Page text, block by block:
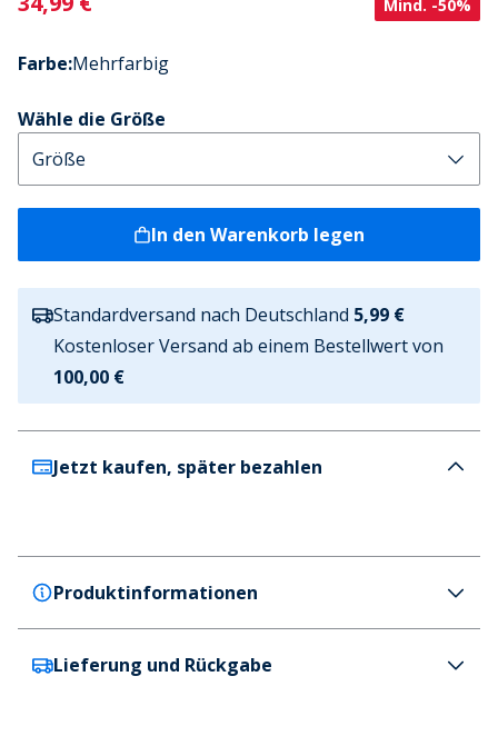
Mind. -50%
Farbe:Mehrfarbig
Wähle die Größe
In den Warenkorb legen
Standardversand nach Deutschland 5,99 €
Kostenloser Versand ab einem Bestellwert von
100,00 €
Jetzt kaufen, später bezahlen
Produktinformationen
Henleys
Lieferung und Rückgabe